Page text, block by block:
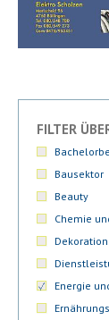
FILTER
Bausektor
Beauty
Chemie
Energie